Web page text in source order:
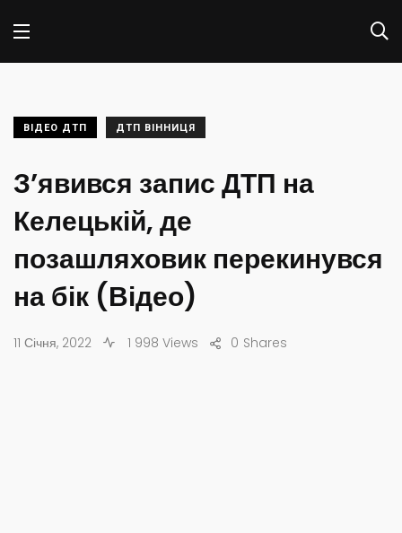
ВІДЕО ДТП ДТП ВІННИЦЯ
З’явився запис ДТП на
Келецькій, де
позашляховик перекинувся
на бік (Відео)
11 Січня, 2022 1 998 Views Shares
0